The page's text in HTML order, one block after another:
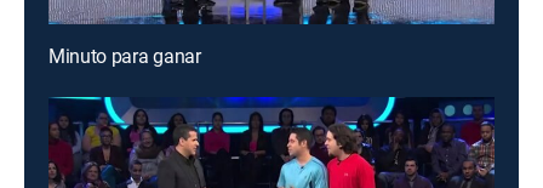
Minuto para ganar